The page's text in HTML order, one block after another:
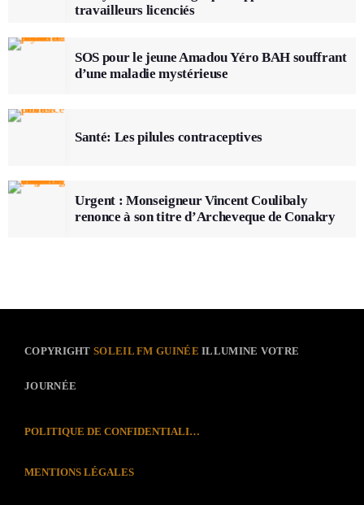
travailleurs licenciés
SOS pour le jeune Amadou Yéro BAH souffrant
d’une maladie mystérieuse
Santé: Les pilules contraceptives
Urgent : Monseigneur Vincent Coulibaly
renonce à son titre d’Archeveque de Conakry
COPYRIGHTSOLEIL FM GUINÉE ILLUMINE VOTRE
JOURNÉE
POLITIQUE DE CONFIDENTIALITÉ
MENTIONS LÉGALES